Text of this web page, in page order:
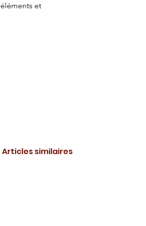
et
Articles similaires